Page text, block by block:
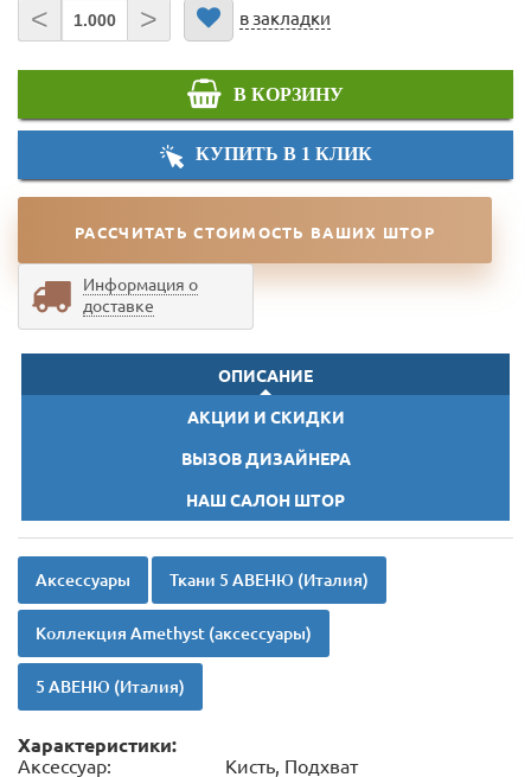
< > в закладки
В КОРЗИНУ
КУПИТЬ В 1 КЛИК
РАССЧИТАТЬ СТОИМОСТЬ ВАШИХ ШТОР
Информация о
доставке
ОПИСАНИЕ
АКЦИИ И СКИДКИ
ВЫЗОВ ДИЗАЙНЕРА
НАШ САЛОН ШТОР
Аксессуары Ткани 5 АВЕНЮ (Италия)
Коллекция Amethyst (аксессуары)
5 АВЕНЮ (Италия)
Характеристики:
Аксессуар:
Кисть, Подхват